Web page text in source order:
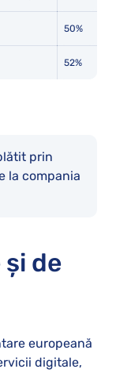
50%
52%
prin
la compania
de
europeană
digitale,